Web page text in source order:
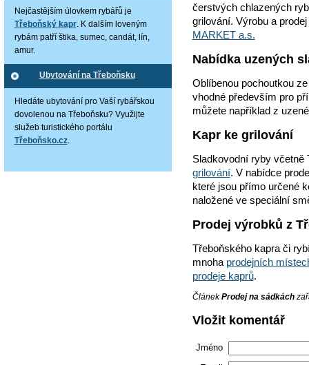
čerstvých chlazených
grilování. Výrobu a
MARKET a.s.
Nabídka uzených
Oblíbenou pochoutkou
vhodné především pro
můžete například z
Kapr ke grilování
Sladkovodní ryby včetně
grilování. V nabídce
které jsou přímo určené
naložené ve speciální
Prodej výrobků z
Třeboňského kapra či
mnoha prodejních
prodeje kaprů.
ČlánekProdej na sádkách
Vložit komentář
Jméno
Nejčastějším úlovkem rybářů je
Třeboňský kapr. K dalším loveným
rybám patří štika, sumec, candát, lín,
amur.
Ubytování na Třeboňsku
Hledáte ubytování pro Vaší rybářskou
dovolenou na Třeboňsku? Využijte
služeb turistického portálu
Třeboňsko.cz.